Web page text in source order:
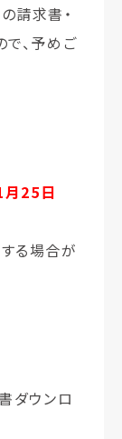
請求書・
、予めご
25日
る場合が
ダウンロ